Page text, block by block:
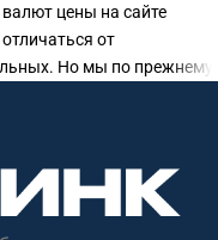
валют цены на сайте
от
Но мы по прежнему